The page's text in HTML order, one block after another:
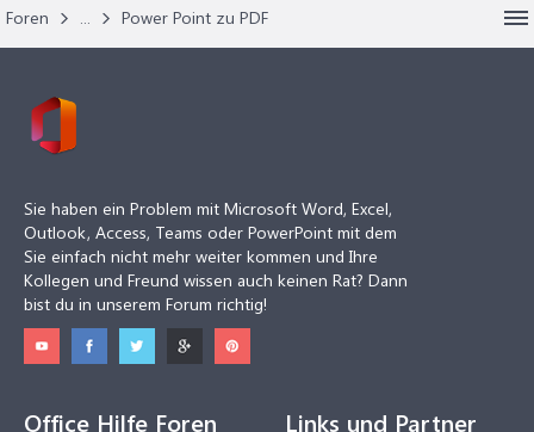
Foren ... Power Point zu PDF
Sie haben ein Problem mit Microsoft Word, Excel,
Outlook, Access, Teams oder PowerPoint mit dem
Sie einfach nicht mehr weiter kommen und Ihre
Kollegen und Freund wissen auch keinen Rat? Dann
bist du in unserem Forum richtig!
Office Hilfe Foren Links und Partner